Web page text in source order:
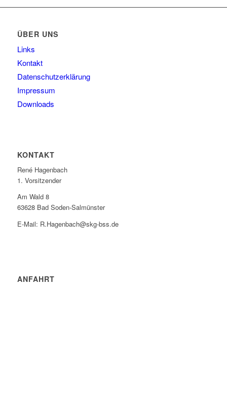
ÜBER UNS
Links
Kontakt
Datenschutzerklärung
Impressum
Downloads
KONTAKT
René Hagenbach
1. Vorsitzender
Am Wald 8
63628 Bad Soden-Salmünster
E-Mail: R.Hagenbach@skg-bss.de
ANFAHRT